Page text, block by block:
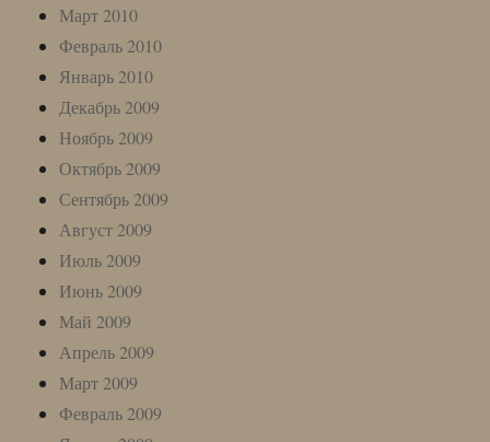
Март 2010
Февраль 2010
Январь 2010
Декабрь 2009
Ноябрь 2009
Октябрь 2009
Сентябрь 2009
Август 2009
Июль 2009
Июнь 2009
Май 2009
Апрель 2009
Март 2009
Февраль 2009